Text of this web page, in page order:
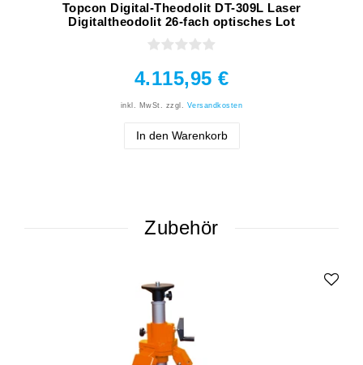
Topcon Digital-Theodolit DT-309L Laser
Digitaltheodolit 26-fach optisches Lot
4.115,95 €
inkl. MwSt. zzgl. Versandkosten
In den Warenkorb
Zubehör